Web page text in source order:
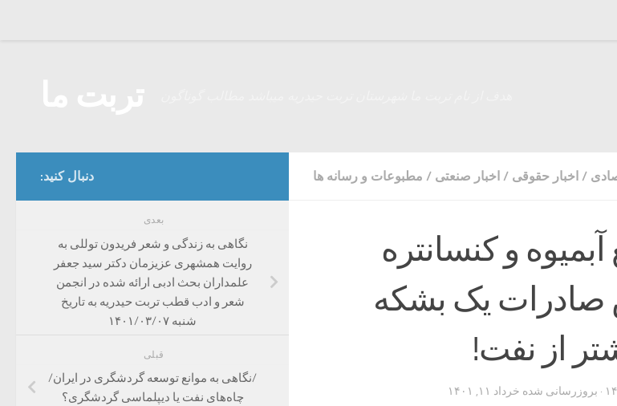
/ اخبار حقوقی / اخبار صنعتی / مطبوعات و رسانه ها
و کنسانتره
صادرات یک بشکه
از نفت!
· بروزرسانی شده خرداد ۱۱, ۱۴۰۱
دنبال کنید:
بعدی
نگاهی به زندگی و شعر فریدون توللی به
روایت همشهری عزیزمان دکتر سید جعفر
علمداران بحث ادبی ارائه شده در انجمن
شعر و ادب قطب تربت حیدریه به تاریخ
شنبه ۱۴۰۱/۰۳/۰۷
قبلی
/نگاهی به موانع توسعه گردشگری در ایران/
چاه‌های نفت یا دیپلماسی گردشگری؟